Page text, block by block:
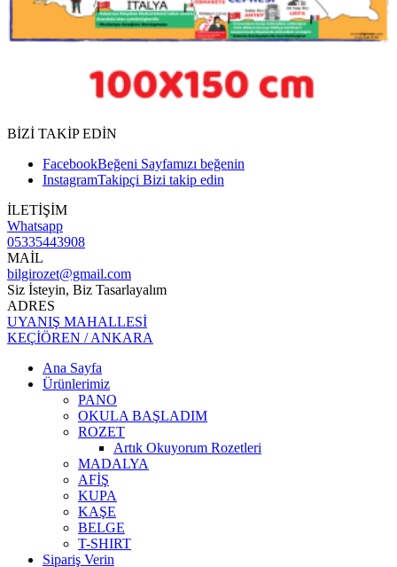
BİZİ TAKİP EDİN
FacebookBeğeni Sayfamızı beğenin
InstagramTakipçi Bizi takip edin
İLETİŞİM
Whatsapp
05335443908
MAİL
bilgirozet@gmail.com
Siz İsteyin, Biz Tasarlayalım
ADRES
UYANIŞ MAHALLESİ
KEÇİÖREN / ANKARA
Ana Sayfa
Ürünlerimiz
PANO
OKULA BAŞLADIM
ROZET
Artık Okuyorum Rozetleri
MADALYA
AFİŞ
KUPA
KAŞE
BELGE
T-SHIRT
Sipariş Verin